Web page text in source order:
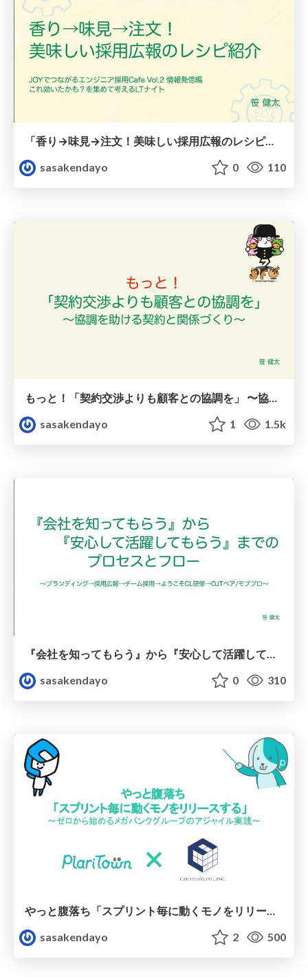
「香り→味見→注文！美味しい採用広報のレシピ紹介」
sasakendayo
0 110
もっと！「契約交渉よりも顧客との協調を」 〜協調を助ける契約と関係づくり〜
sasakendayo
1 1.5k
『会社を知ってもらう』から『安心して活躍してもらう』までの プロセスとフロー
sasakendayo
0 310
sasakendayo
2 500